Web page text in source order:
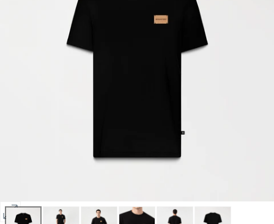
Abrir